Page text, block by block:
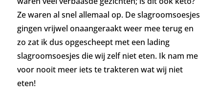
Ze waren al snel allemaal op. De slagroomsoesjes
gingen vrijwel onaangeraakt weer mee terug en
zo zat ik dus opgescheept met een lading
slagroomsoesjes die wij zelf niet eten. Ik nam me
voor nooit meer iets te trakteren wat wij niet
eten!